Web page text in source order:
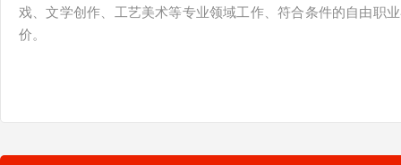
戏、文学创作、工艺美术等专业领域工作、符合条件的自由职
价。